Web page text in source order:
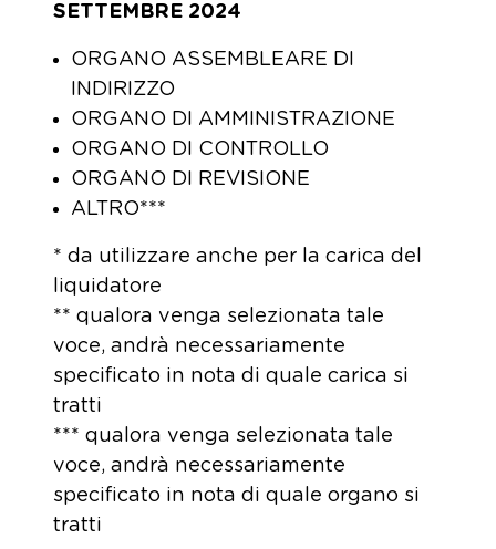
SETTEMBRE 2024
ORGANO ASSEMBLEARE DI
INDIRIZZO
ORGANO DI AMMINISTRAZIONE
ORGANO DI CONTROLLO
ORGANO DI REVISIONE
ALTRO***
* da utilizzare anche per la carica del
liquidatore
** qualora venga selezionata tale
voce, andrà necessariamente
specificato in nota di quale carica si
tratti
*** qualora venga selezionata tale
voce, andrà necessariamente
specificato in nota di quale organo si
tratti